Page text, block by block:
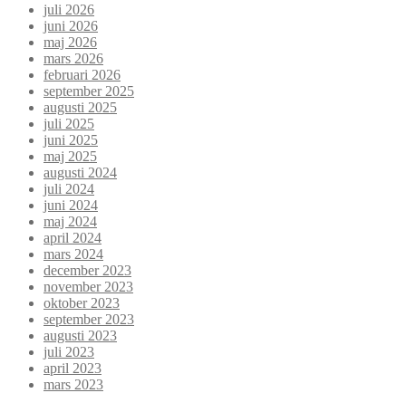
juli 2026
juni 2026
maj 2026
mars 2026
februari 2026
september 2025
augusti 2025
juli 2025
juni 2025
maj 2025
augusti 2024
juli 2024
juni 2024
maj 2024
april 2024
mars 2024
december 2023
november 2023
oktober 2023
september 2023
augusti 2023
juli 2023
april 2023
mars 2023